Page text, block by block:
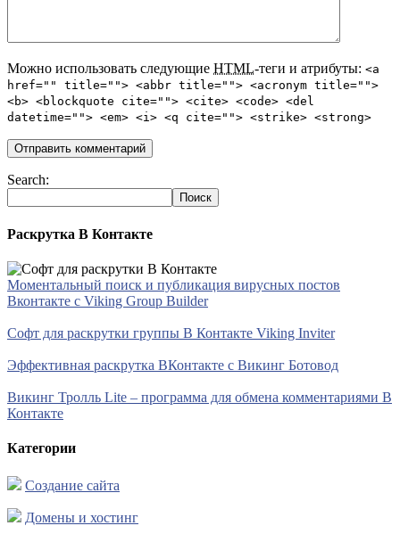
Можно использовать следующие HTML-теги и атрибуты: <a
href="" title=""> <abbr title=""> <acronym title="">
<b> <blockquote cite=""> <cite> <code> <del
datetime=""> <em> <i> <q cite=""> <strike> <strong>
Search:
Раскрутка В Контакте
Моментальный поиск и публикация вирусных постов
Вконтакте с Viking Group Builder
Софт для раскрутки группы В Контакте Viking Inviter
Эффективная раскрутка ВКонтакте с Викинг Ботовод
Викинг Тролль Lite – программа для обмена комментариями В
Контакте
Категории
Создание сайта
Домены и хостинг